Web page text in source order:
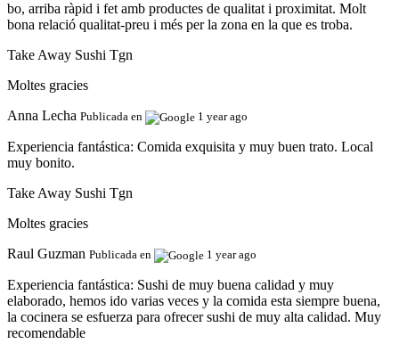
bo, arriba ràpid i fet amb productes de qualitat i proximitat. Molt
bona relació qualitat-preu i més per la zona en la que es troba.
Take Away Sushi Tgn
Moltes gracies
Anna Lecha Publicada en 1 year ago
Experiencia fantástica: Comida exquisita y muy buen trato. Local
muy bonito.
Take Away Sushi Tgn
Moltes gracies
Raul Guzman Publicada en 1 year ago
Experiencia fantástica: Sushi de muy buena calidad y muy
elaborado, hemos ido varias veces y la comida esta siempre buena,
la cocinera se esfuerza para ofrecer sushi de muy alta calidad. Muy
recomendable